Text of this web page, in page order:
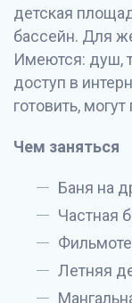
детская
бассейн. Для
Имеются: душ,
доступ в
готовить,
Чем заняться
Баня на
Частная
Летняя